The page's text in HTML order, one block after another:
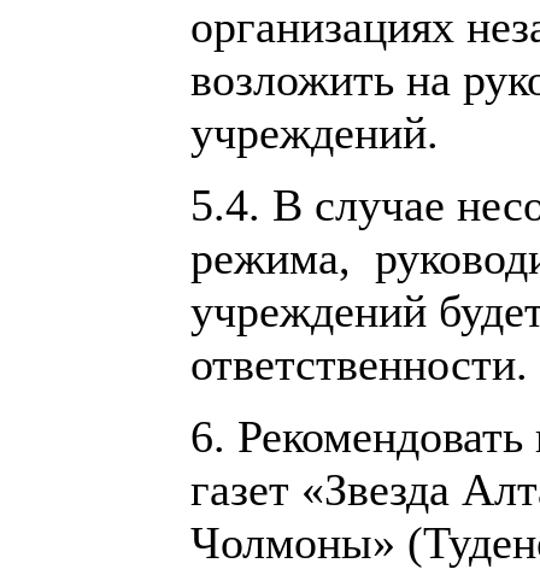
организациях
возложить на
учреждений.
5.4. В случае
режима,
учреждений
ответственности.
6.
газет «Звезда
Чолмоны»